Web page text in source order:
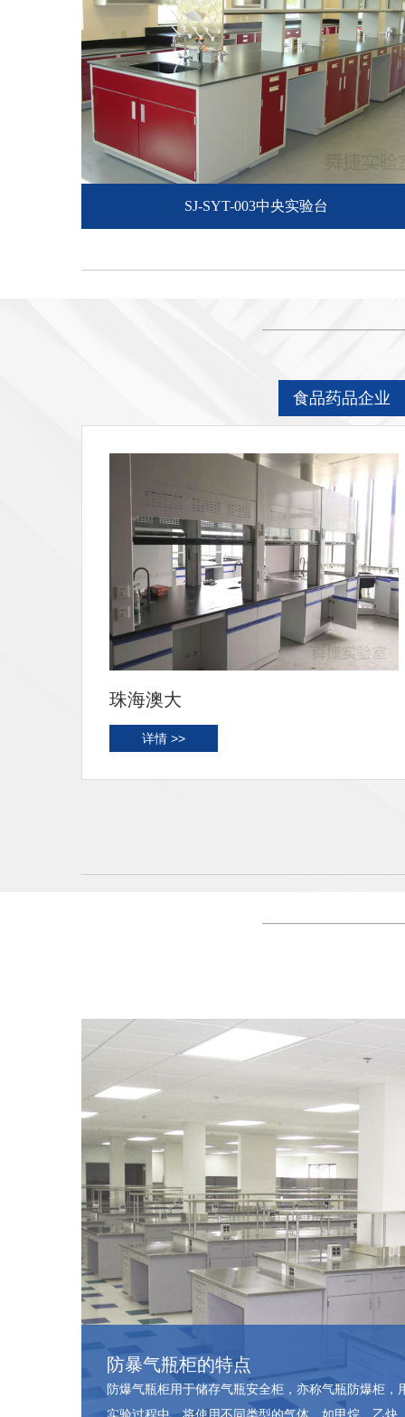
SJ-SYT-003中央实验台
食品药品企业
高州农检
详情 >>
防暴气瓶柜的特点
防爆气瓶柜用于储存气瓶安全柜，亦称气瓶防爆柜